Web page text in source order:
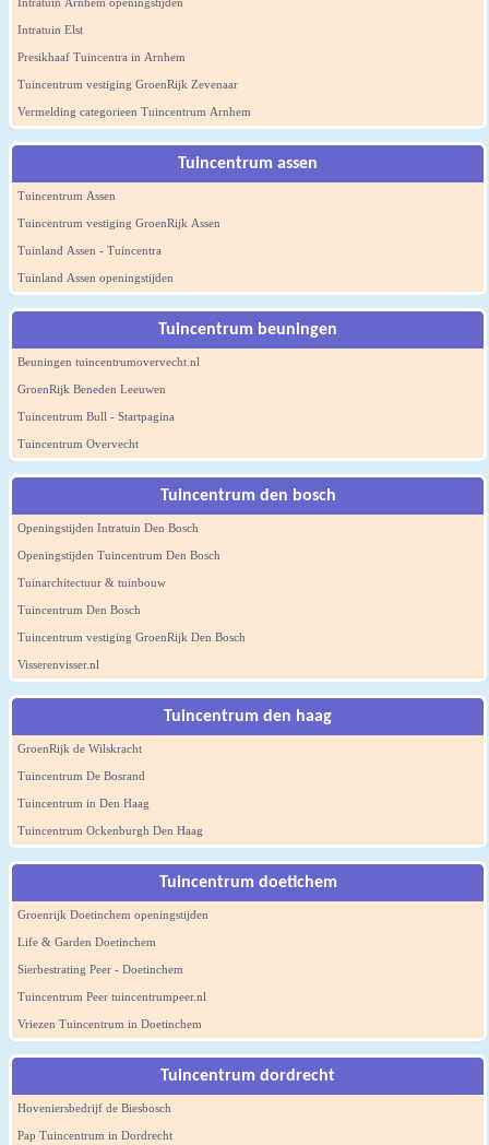
Intratuin Elst
Presikhaaf Tuincentra in Arnhem
Tuincentrum vestiging GroenRijk Zevenaar
Vermelding categorieen Tuincentrum Arnhem
Tuincentrum assen
Tuincentrum Assen
Tuincentrum vestiging GroenRijk Assen
Tuinland Assen - Tuincentra
Tuinland Assen openingstijden
Tuincentrum beuningen
Beuningen tuincentrumovervecht.nl
GroenRijk Beneden Leeuwen
Tuincentrum Bull - Startpagina
Tuincentrum Overvecht
Tuincentrum den bosch
Openingstijden Intratuin Den Bosch
Openingstijden Tuincentrum Den Bosch
Tuinarchitectuur & tuinbouw
Tuincentrum Den Bosch
Tuincentrum vestiging GroenRijk Den Bosch
Visserenvisser.nl
Tuincentrum den haag
GroenRijk de Wilskracht
Tuincentrum De Bosrand
Tuincentrum in Den Haag
Tuincentrum Ockenburgh Den Haag
Tuincentrum doetichem
Groenrijk Doetinchem openingstijden
Life & Garden Doetinchem
Sierbestrating Peer - Doetinchem
Tuincentrum Peer tuincentrumpeer.nl
Vriezen Tuincentrum in Doetinchem
Tuincentrum dordrecht
Hoveniersbedrijf de Biesbosch
Pap Tuincentrum in Dordrecht